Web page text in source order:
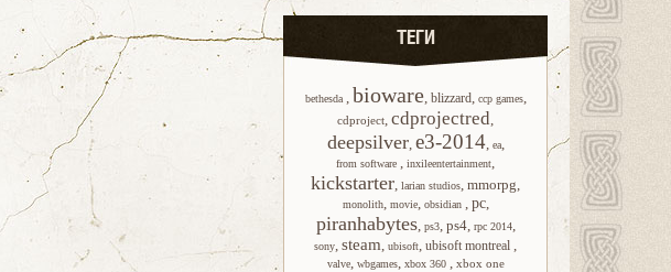
ТЕГИ
bethesda , bioware, blizzard, ccp games,
cdproject, cdprojectred,
deepsilver, e3-2014, ea,
from software , inxileentertainment,
kickstarter, larian studios, mmorpg,
monolith, movie, obsidian , pc,
piranhabytes, ps3, ps4, rpc 2014,
sony, steam, ubisoft, ubisoft montreal ,
valve, wbgames, xbox 360 , xbox one